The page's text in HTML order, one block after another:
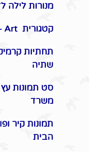
מנורות לילה
קטגורית Moonled - Art
תחתיות
שתיה
סט תמונות
משרד
תמונות קיר
הבית